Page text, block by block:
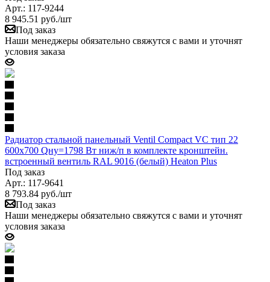
Арт.: 117-9244
8 945.51 руб./шт
Под заказ
Наши менеджеры обязательно свяжутся с вами и уточнят
условия заказа
Радиатор стальной панельный Ventil Compact VC тип 22
600х700 Qну=1798 Вт ниж/п в комплекте кронштейн.
встроенный вентиль RAL 9016 (белый) Heaton Plus
Под заказ
Арт.: 117-9641
8 793.84 руб./шт
Под заказ
Наши менеджеры обязательно свяжутся с вами и уточнят
условия заказа